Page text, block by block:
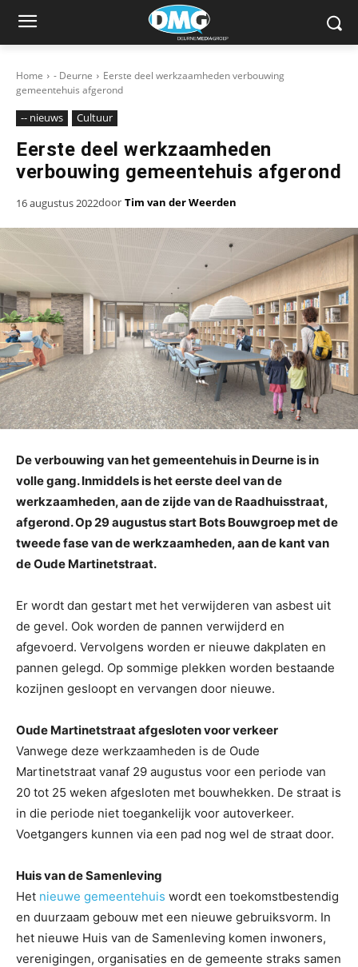
Home - Deurne
Eerste deel werkzaamheden verbouwing
gemeentehuis afgerond
-- nieuws Cultuur
Eerste deel werkzaamheden
verbouwing gemeentehuis afgerond
16 augustus 2022door Tim van der Weerden
De verbouwing van het gemeentehuis in Deurne is in
volle gang. Inmiddels is het eerste deel van de
werkzaamheden, aan de zijde van de Raadhuisstraat,
afgerond. Op 29 augustus start Bots Bouwgroep met de
tweede fase van de werkzaamheden, aan de kant van
de Oude Martinetstraat.
Er wordt dan gestart met het verwijderen van asbest uit
de gevel. Ook worden de pannen verwijderd en
afgevoerd. Vervolgens worden er nieuwe dakplaten en
pannen gelegd. Op sommige plekken worden bestaande
kozijnen gesloopt en vervangen door nieuwe.
Oude Martinetstraat afgesloten voor verkeer
Vanwege deze werkzaamheden is de Oude
Martinetstraat vanaf 29 augustus voor een periode van
20 tot 25 weken afgesloten met bouwhekken. De straat is
in die periode niet toegankelijk voor autoverkeer.
Voetgangers kunnen via een pad nog wel de straat door.
Huis van de Samenleving
Het nieuwe gemeentehuis wordt een toekomstbestendig
en duurzaam gebouw met een nieuwe gebruiksvorm. In
het nieuwe Huis van de Samenleving komen inwoners,
verenigingen, organisaties en de gemeente straks samen